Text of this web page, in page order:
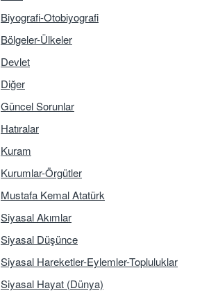
Biyografi-Otobiyografi
Bölgeler-Ülkeler
Devlet
Diğer
Güncel Sorunlar
Hatıralar
Kuram
Kurumlar-Örgütler
Mustafa Kemal Atatürk
Siyasal Akımlar
Siyasal Düşünce
Siyasal Hareketler-Eylemler-Topluluklar
Siyasal Hayat (Dünya)